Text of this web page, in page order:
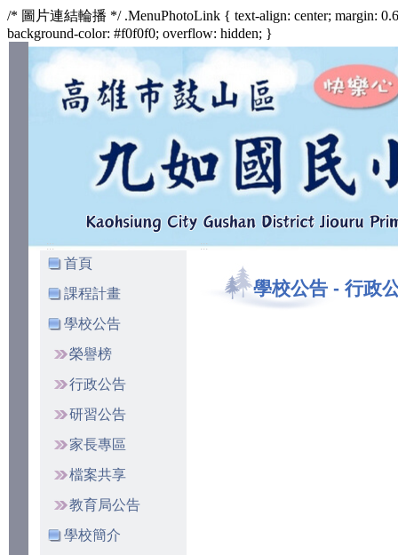
/* 圖片連結輪播 */ .MenuPhotoLink { text-align: center; margin:
background-color: #f0f0f0; overflow: hidden; }
:::
首頁
課程計畫
學校公告
榮譽榜
行政公告
研習公告
家長專區
檔案共享
教育局公告
學校簡介
:::
學校公告 - 行政